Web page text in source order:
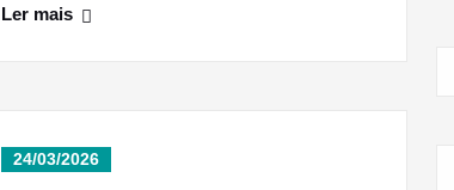
Ler mais
24/03/2026